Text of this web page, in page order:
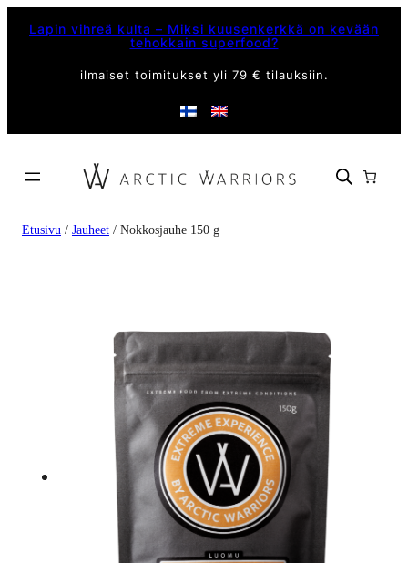
Lapin vihreä kulta – Miksi kuusenkerkkä on kevään
tehokkain superfood?
ilmaiset toimitukset yli 79 € tilauksiin.
Etusivu / Jauheet / Nokkosjauhe 150 g